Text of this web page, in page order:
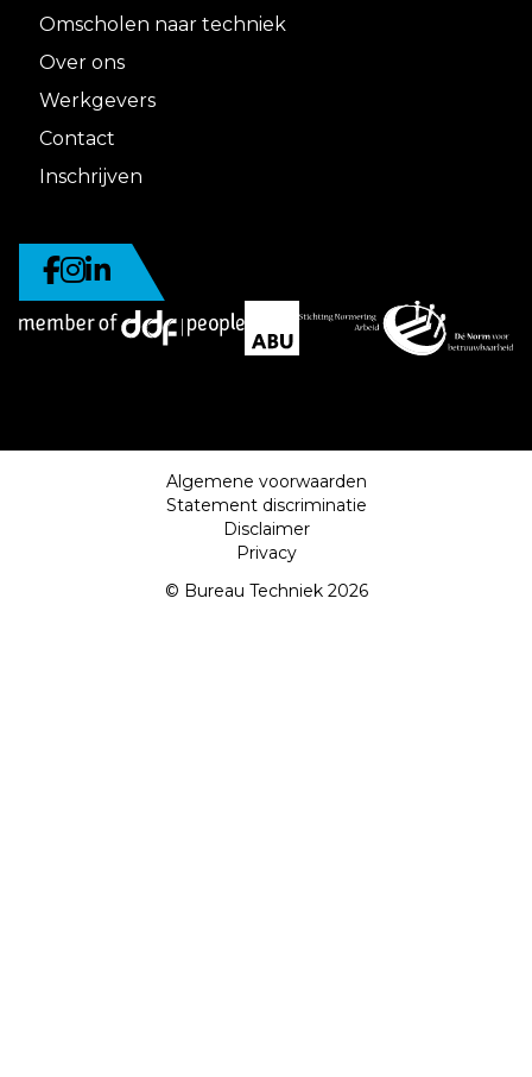
Omscholen naar techniek
Over ons
Werkgevers
Contact
Inschrijven
Algemene voorwaarden
Statement discriminatie
Disclaimer
Privacy
© Bureau Techniek 2026